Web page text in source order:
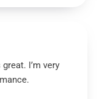
I’m very